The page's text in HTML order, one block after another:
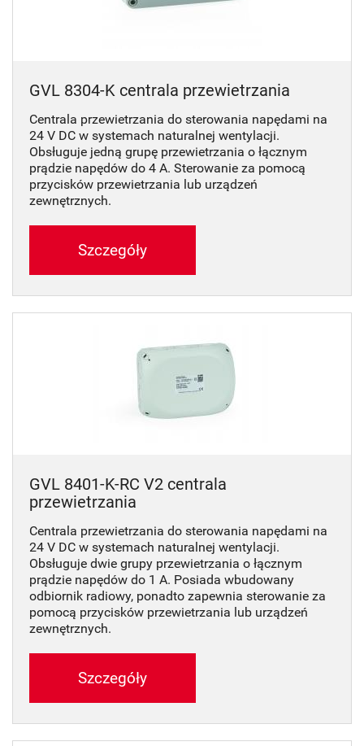
GVL 8304-K centrala przewietrzania
Centrala przewietrzania do sterowania napędami na
24 V DC w systemach naturalnej wentylacji.
Obsługuje jedną grupę przewietrzania o łącznym
prądzie napędów do 4 A. Sterowanie za pomocą
przycisków przewietrzania lub urządzeń
zewnętrznych.
Szczegóły
GVL 8401-K-RC V2 centrala
przewietrzania
Centrala przewietrzania do sterowania napędami na
24 V DC w systemach naturalnej wentylacji.
Obsługuje dwie grupy przewietrzania o łącznym
prądzie napędów do 1 A. Posiada wbudowany
odbiornik radiowy, ponadto zapewnia sterowanie za
pomocą przycisków przewietrzania lub urządzeń
zewnętrznych.
Szczegóły